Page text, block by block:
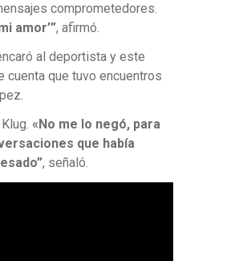
comprometedores.
amor’”, afirmó.
al deportista y este
cuenta que tuvo encuentros
«No me lo negó, para
que había
, señaló.